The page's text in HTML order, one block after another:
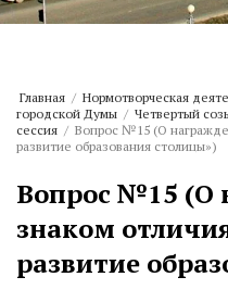
Главная / Нормотворческая
городской Думы / Четвертый
сессия / Вопрос №15 (О
развитие образования столицы»)
Вопрос №15 (О
знаком
развитие